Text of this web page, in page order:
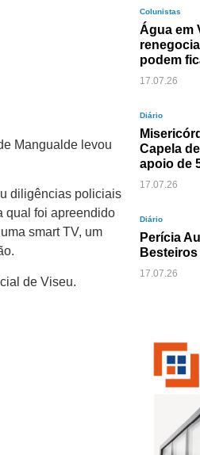
Mangualde levou
diligências policiais
qual foi apreendido
smart TV, um
de Viseu.
Colunistas
Água em
podem
17.07.26
Diário
Capela
apoio de
17.07.26
Diário
Perícia
17.07.26